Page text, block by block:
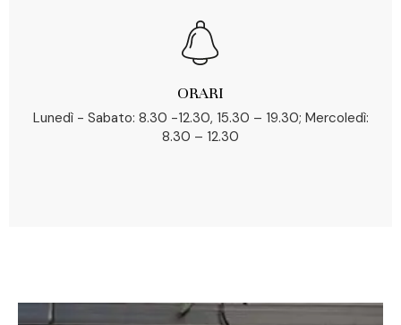
ORARI
Lunedì - Sabato: 8.30 -12.30, 15.30 – 19.30; Mercoledì:
8.30 – 12.30